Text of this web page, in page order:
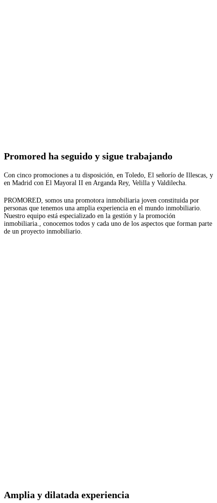
Promored ha seguido y sigue trabajando
Con cinco promociones a tu disposición, en Toledo, El señorío de Illescas, y
en Madrid con El Mayoral II en Arganda Rey, Velilla y Valdilecha.
PROMORED, somos una promotora inmobiliaria joven constituida por
personas que tenemos una amplia experiencia en el mundo inmobiliario.
Nuestro equipo está especializado en la gestión y la promoción
inmobiliaria., conocemos todos y cada uno de los aspectos que forman parte
de un proyecto inmobiliario.
Amplia y dilatada experiencia